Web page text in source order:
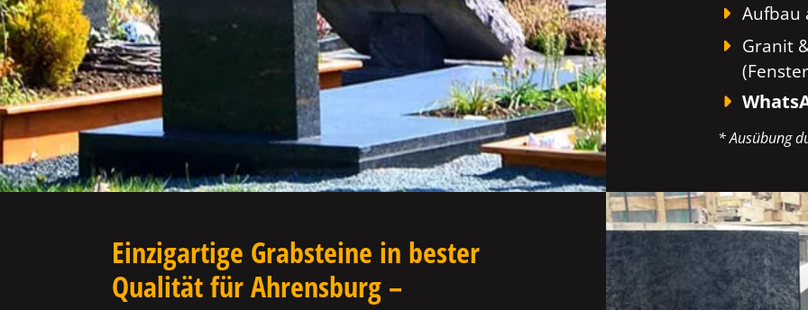
Aufbau
Granit
* Ausübung
Einzigartige Grabsteine in bester
Qualität für Ahrensburg –